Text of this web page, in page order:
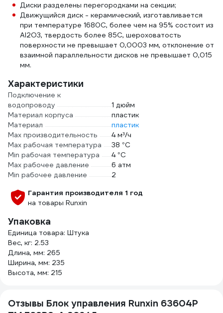
Диски разделены перегородками на секции;
Движущийся диск - керамический, изготавливается
при температуре 1680C, более чем на 95% состоит из
Al2O3, твердость более 85C, шероховатость
поверхности не превышает 0,0003 мм, отклонение от
взаимной параллельности дисков не превышает 0,015
мм.
Характеристики
Подключение к
водопроводу
1 дюйм
Материал корпуса
пластик
Материал
пластик
Max производительность
4 м³/ч
Max рабочая температура
38 °С
Min рабочая температура
4 °С
Max рабочее давление
6 атм
Min рабочее давление
2
Гарантия производителя 1 год
на товары Runxin
Упаковка
Единица товара: Штука
Вес, кг: 2.53
Длина, мм: 265
Ширина, мм: 235
Высота, мм: 215
Отзывы Блок управления Runxin 63604P